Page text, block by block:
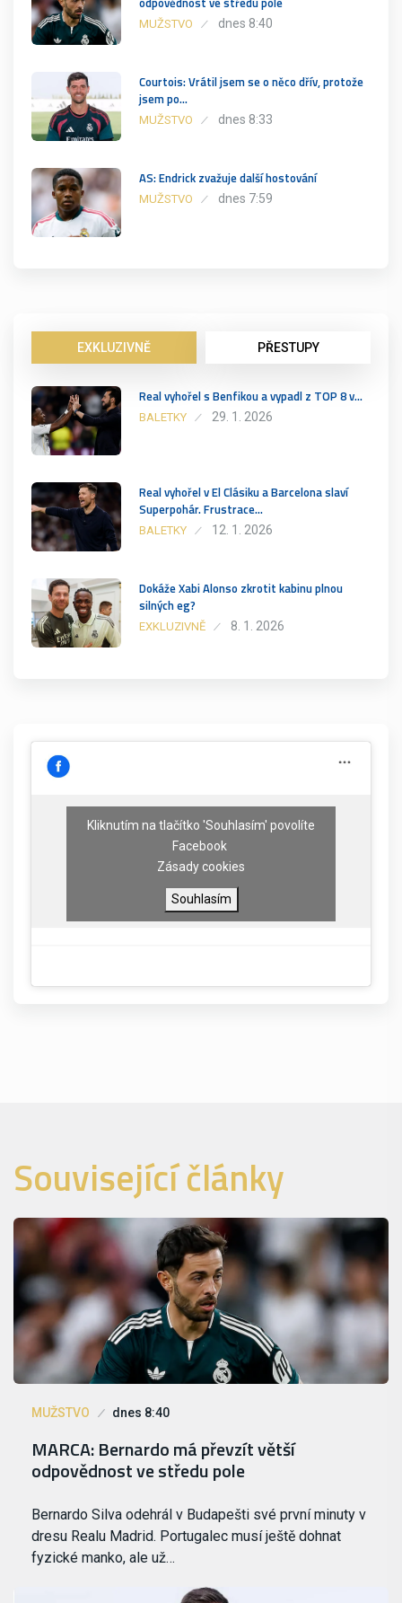
MUŽSTVO dnes 8:40
Courtois: Vrátil jsem se o něco dřív, protože
jsem po…
MUŽSTVO dnes 8:33
AS: Endrick zvažuje další hostování
MUŽSTVO dnes 7:59
EXKLUZIVNĚ PŘESTUPY
Real vyhořel s Benfikou a vypadl z TOP 8 v…
BALETKY 29. 1. 2026
Real vyhořel v El Clásiku a Barcelona slaví
Superpohár. Frustrace…
BALETKY 12. 1. 2026
Dokáže Xabi Alonso zkrotit kabinu plnou
silných eg?
EXKLUZIVNĚ 8. 1. 2026
Kliknutím na tlačítko 'Souhlasím' povolíte
Facebook
Zásady cookies
Souhlasím
Související články
MUŽSTVO dnes 8:40
MARCA: Bernardo má převzít větší
odpovědnost ve středu pole
Bernardo Silva odehrál v Budapešti své první minuty v
dresu Realu Madrid. Portugalec musí ještě dohnat
fyzické manko, ale už…